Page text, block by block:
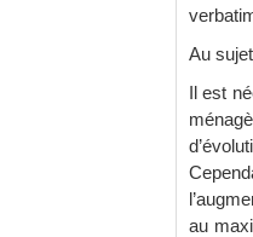
Au
Il est
au